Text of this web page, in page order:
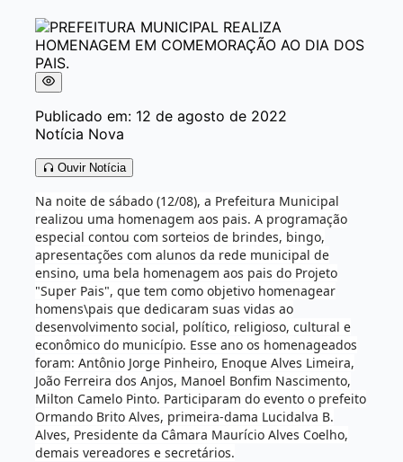
Publicado em: 12 de agosto de 2022
Notícia Nova
Ouvir Notícia
Na noite de sábado (12/08), a Prefeitura Municipal
realizou uma homenagem aos pais. A programação
especial contou com sorteios de brindes, bingo,
apresentações com alunos da rede municipal de
ensino, uma bela homenagem aos pais do Projeto
"Super Pais", que tem como objetivo homenagear
homens\pais que dedicaram suas vidas ao
desenvolvimento social, político, religioso, cultural e
econômico do município. Esse ano os homenageados
foram: Antônio Jorge Pinheiro, Enoque Alves Limeira,
João Ferreira dos Anjos, Manoel Bonfim Nascimento,
Milton Camelo Pinto. Participaram do evento o prefeito
Ormando Brito Alves, primeira-dama Lucidalva B.
Alves, Presidente da Câmara Maurício Alves Coelho,
demais vereadores e secretários.